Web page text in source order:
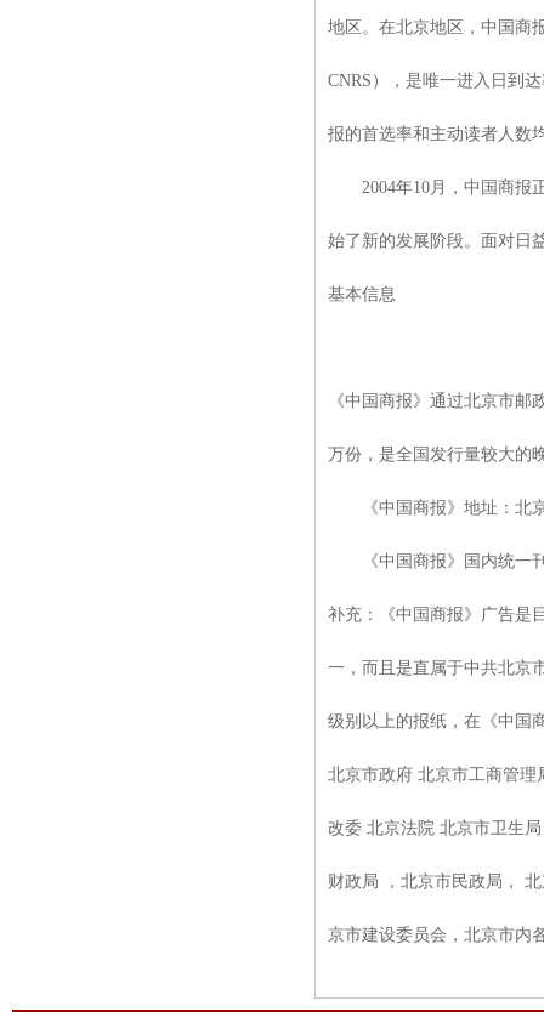
地区。在北京地区，中国商
CNRS），是唯一进入日到
报的首选率和主动读者人数
2004年10月，中国商报正
始了新的发展阶段。面对日
基本信息
《中国商报》通过北京市邮
万份，是全国发行量较大的
《中国商报》地址：北京
《中国商报》国内统一刊
补充：《中国商报》广告是
一，而且是直属于中共北京
级别以上的报纸，在《中国
北京市政府 北京市工商管
改委 北京法院 北京市卫生
财政局 ，北京市民政局，
京市建设委员会，北京市内